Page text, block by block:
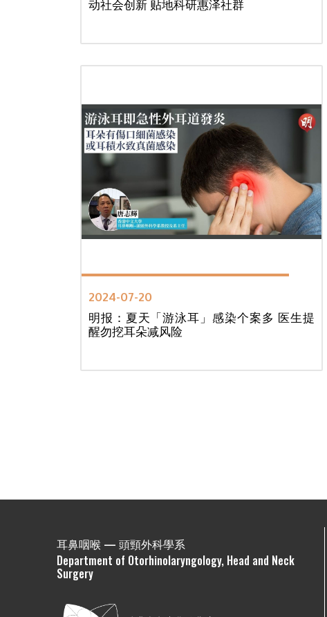
动社会创新 贴地科研惠泽社群
2024-07-20
明报：夏天「游泳耳」感染个案多 医生提
醒勿挖耳朵减风险
耳鼻咽喉 — 頭頸外科學系
Department of Otorhinolaryngology, Head and Neck
Surgery